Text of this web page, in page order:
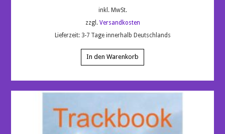
inkl. MwSt.
zzgl. Versandkosten
Lieferzeit: 3-7 Tage innerhalb Deutschlands
In den Warenkorb